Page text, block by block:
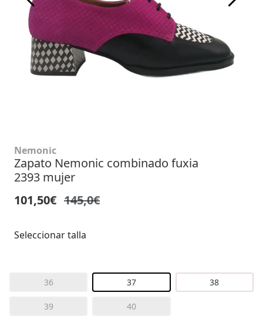
Nemonic
Zapato Nemonic combinado fuxia
2393 mujer
101,50€ 145,0€
Seleccionar talla
36 37 38
39 40